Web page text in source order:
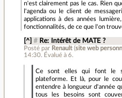
n'est clairement pas le cas. Rien
l'agenda ou le client de
applications à des années
fonctionnalités, de ce que l'on
[^] # Re: Intérêt de MATE ?
Posté par Renault(site web
14:30. Évalué à 6.
Ce sont elles qui font le
plateforme. Et là, pour le
entendre à longueur d'année
tous les besoins sont